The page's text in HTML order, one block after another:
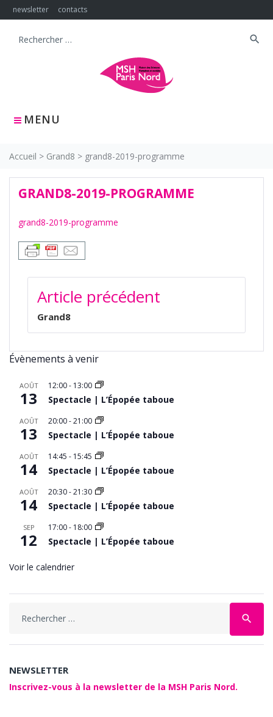
Skip
to
newsletter contacts
MENU
Search
search
Accueil > Grand8 > grand8-2019-programme
GRAND8-2019-PROGRAMME
grand8-2019-programme
NAVIGATION
DE
L’ARTICLE
Article précédent
Grand8
Évènements à venir
AOÛT
13
12:00- 13:00
Spectacle | L’Épopée taboue
AOÛT
13
20:00-21:00
Spectacle | L’Épopée taboue
AOÛT
14
14:45 - 15:45
Spectacle | L’Épopée taboue
AOÛT
14
20:30-21:30
Spectacle | L’Épopée taboue
SEP
12
17:00- 18:00
Spectacle | L’Épopée taboue
Voir le calendrier
search
NEWSLETTER
Inscrivez-vous à la newsletter de la MSH Paris Nord.